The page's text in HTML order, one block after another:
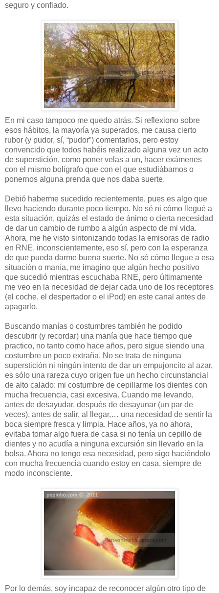
seguro y confiado.
En mi caso tampoco me quedo atrás. Si reflexiono sobre
esos hábitos, la mayoría ya superados, me causa cierto
rubor (y pudor, sí, “pudor”) comentarlos, pero estoy
convencido que todos habéis realizado alguna vez un acto
de superstición, como poner velas a un, hacer exámenes
con el mismo bolígrafo que con el que estudiábamos o
ponernos alguna prenda que nos daba suerte.
Debió haberme sucedido recientemente, pues es algo que
llevo haciendo durante poco tiempo. No sé ni cómo llegué a
esta situación, quizás el estado de ánimo o cierta necesidad
de dar un cambio de rumbo a algún aspecto de mi vida.
Ahora, me he visto sintonizando todas la emisoras de radio
en RNE, inconscientemente, eso sí, pero con la esperanza
de que pueda darme buena suerte. No sé cómo llegue a esa
situación o manía, me imagino que algún hecho positivo
que sucedió mientras escuchaba RNE, pero últimamente
me veo en la necesidad de dejar cada uno de los receptores
(el coche, el despertador o el iPod) en este canal antes de
apagarlo.
Buscando manías o costumbres también he podido
descubrir (y recordar) una manía que hace tiempo que
practico, no tanto como hace años, pero sigue siendo una
costumbre un poco extraña. No se trata de ninguna
superstición ni ningún intento de dar un empujoncito al azar,
es sólo una rareza cuyo origen fue un hecho circunstancial
de alto calado: mi costumbre de cepillarme los dientes con
mucha frecuencia, casi excesiva. Cuando me levando,
antes de desayudar, después de desayunar (un par de
veces), antes de salir, al llegar,… una necesidad de sentir la
boca siempre fresca y limpia. Hace años, ya no ahora,
evitaba tomar algo fuera de casa si no tenía un cepillo de
dientes y no acudía a ninguna excursión sin llevarlo en la
bolsa. Ahora no tengo esa necesidad, pero sigo haciéndolo
con mucha frecuencia cuando estoy en casa, siempre de
modo inconsciente.
Por lo demás, soy incapaz de reconocer algún otro tipo de